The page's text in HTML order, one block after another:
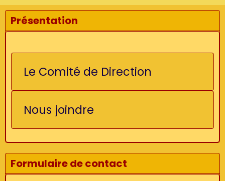
Présentation
Le Comité de Direction
Nous joindre
Formulaire de contact